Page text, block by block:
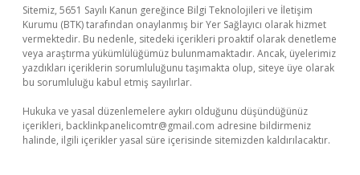
Sitemiz, 5651 Sayılı Kanun gereğince Bilgi Teknolojileri ve İletişim
Kurumu (BTK) tarafından onaylanmış bir Yer Sağlayıcı olarak hizmet
vermektedir. Bu nedenle, sitedeki içerikleri proaktif olarak denetleme
veya araştırma yükümlülüğümüz bulunmamaktadır. Ancak, üyelerimiz
yazdıkları içeriklerin sorumluluğunu taşımakta olup, siteye üye olarak
bu sorumluluğu kabul etmiş sayılırlar.
Hukuka ve yasal düzenlemelere aykırı olduğunu düşündüğünüz
içerikleri, backlinkpanelicomtr@gmail.com adresine bildirmeniz
halinde, ilgili içerikler yasal süre içerisinde sitemizden kaldırılacaktır.